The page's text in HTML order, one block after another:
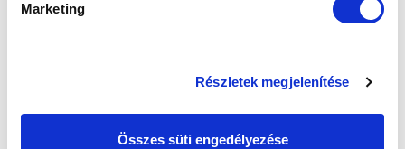
Marketing
Részletek megjelenítése
Összes süti engedélyezése
IDEGENBELI GYŐZELEMMEL KEZDTÜK A